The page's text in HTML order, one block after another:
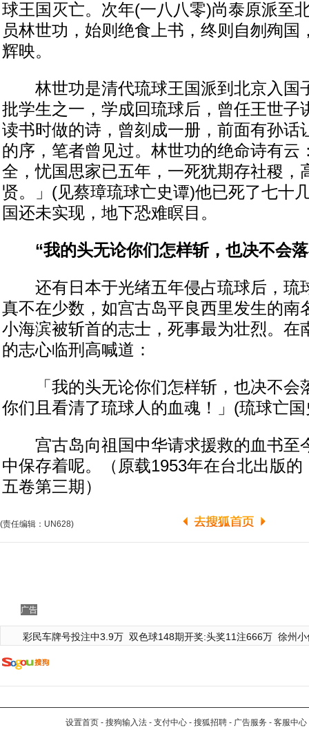
球王国灭亡。次年(一八八零)尚泰原派至
员林世功，始则绝食上书，终则自刎殉国
辉映。
林世功是清代琉球王国派到北京入国
批学生之一，学成回琉球后，曾任王世子
读书时做的诗，曾刻成一册，前面有孙话
的序，笔者曾见过。林世功的绝命诗有云
全，忧国思家已五年，一死犹期存社稷，
贤。」(见蔡璋琉球亡史谭)他已死了七十
国还未实现，地下恐难瞑目。
“我的头无论你们怎样斩，也决不会
还有日本于光绪五年侵占琉球后，琉
真不在少数，如宫古岛平良西里发生的南
小海滨被斩首的志士，死事最为壮烈。在
的志心临刑高喊道：
「我的头无论你们怎样斩，也决不会
你们且看清了琉球人的血魂！」(琉球亡
宫古岛向祖国中华请求援救的血书至
中保存着呢。（原载1953年在台北出版
五卷第三期）
(责任编辑：UN628)
广告
彩民车牌号投注中3.9万 双色球148期开奖:头奖11注666万 徐州
设置首页 - 搜狗输入法 - 支付中心 - 搜狐招聘 - 广告服务 - 客服中心